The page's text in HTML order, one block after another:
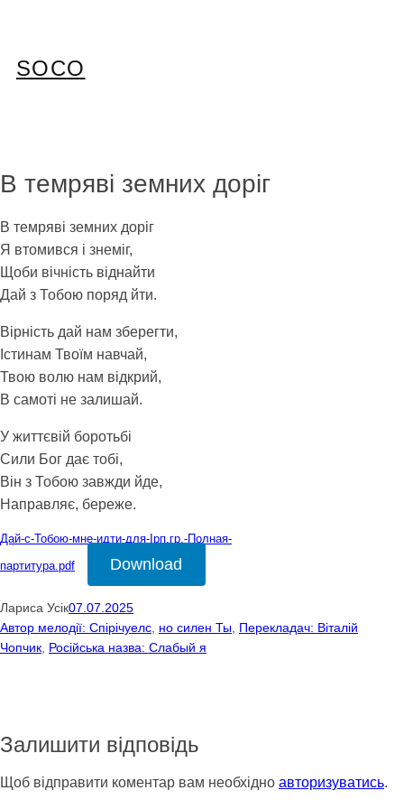
SOCO
В темряві земних доріг
В темряві земних доріг
Я втомився і знеміг,
Щоби вічність віднайти
Дай з Тобою поряд йти.
Вірність дай нам зберегти,
Істинам Твоїм навчай,
Твою волю нам відкрий,
В самоті не залишай.
У життєвій боротьбі
Сили Бог дає тобі,
Він з Тобою завжди йде,
Направляє, береже.
Дай-с-Тобою-мне-идти-для-Ірп.гр.-Полная-
партитура.pdf
Download
Лариса Усік07.07.2025
Автор мелодії: Спірічуелс, но силен Ты, Перекладач: Віталій
Чопчик, Російська назва: Слабый я
Залишити відповідь
Щоб відправити коментар вам необхідно авторизуватись.